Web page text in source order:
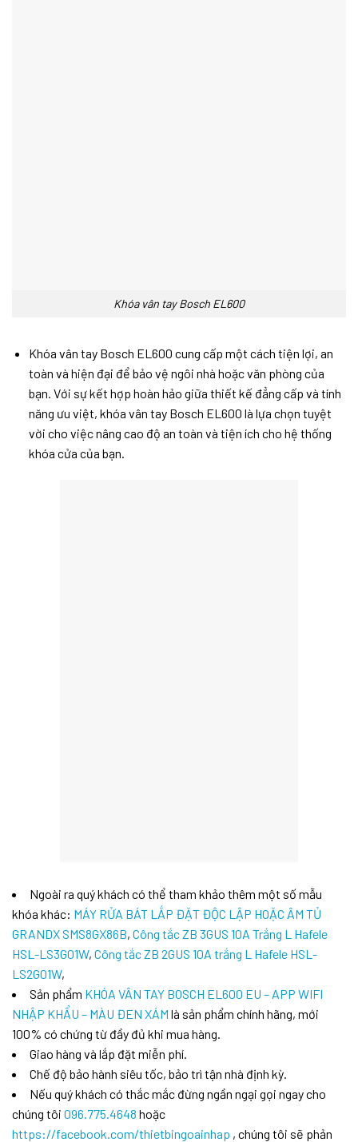
Khóa vân tay Bosch EL600
Khóa vân tay Bosch EL600 cung cấp một cách tiện lợi, an
toàn và hiện đại để bảo vệ ngôi nhà hoặc văn phòng của
bạn. Với sự kết hợp hoàn hảo giữa thiết kế đẳng cấp và tính
năng ưu việt, khóa vân tay Bosch EL600 là lựa chọn tuyệt
vời cho việc nâng cao độ an toàn và tiện ích cho hệ thống
khóa cửa của bạn.
Ngoài ra quý khách có thể tham khảo thêm một số mẫu
khóa khác: MÁY RỬA BÁT LẮP ĐẶT ĐỘC LẬP HOẶC ÂM TỦ
GRANDX SMS8GX86B, Công tắc ZB 3GUS 10A Trắng L Hafele
HSL-LS3G01W, Công tắc ZB 2GUS 10A trắng L Hafele HSL-
LS2G01W,
Sản phẩm KHÓA VÂN TAY BOSCH EL600 EU – APP WIFI
NHẬP KHẨU – MÀU ĐEN XÁM là sản phẩm chính hãng, mới
100% có chứng từ đầy đủ khi mua hàng.
Giao hàng và lắp đặt miễn phí.
Chế độ bảo hành siêu tốc, bảo trì tận nhà định kỳ.
Nếu quý khách có thắc mắc đừng ngần ngại gọi ngay cho
chúng tôi 096.775.4648 hoặc
https://facebook.com/thietbingoainhap , chúng tôi sẽ phản